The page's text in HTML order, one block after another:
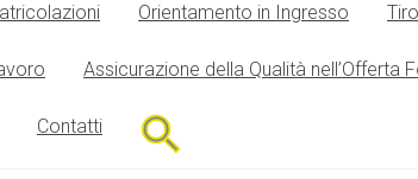
Orientamento in Ingresso
Assicurazione della Qualità nell’Offerta
Contatti